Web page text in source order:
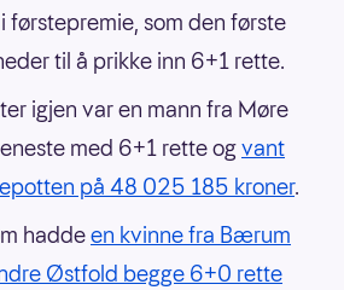
i førstepremie, som den første
til å prikke inn 6+1 rette.
igjen var en mann fra Møre
med 6+1 rette ogvant
på 48 025 185 kroner.
haddeen kvinne fra Bærum
Østfold begge 6+0 rette